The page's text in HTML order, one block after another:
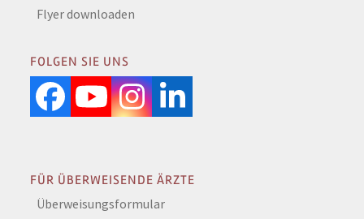
Flyer downloaden
FOLGEN SIE UNS
Facebook
YouTube
Instagram
LinkedIn
FÜR ÜBERWEISENDE ÄRZTE
Überweisungsformular